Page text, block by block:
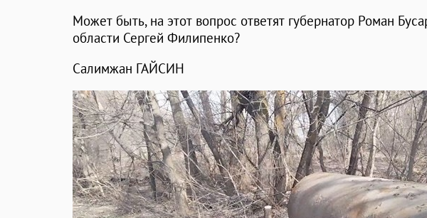
Может быть, на этот вопрос ответят губернатор Роман
области Сергей Филипенко?
Салимжан ГАЙСИН